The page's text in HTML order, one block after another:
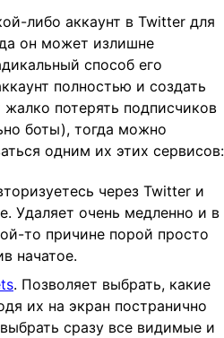
либо аккаунт в Twitter для
он может излишне
способ его
полностью и создать
потерять подписчиков
боты), тогда можно
одним их этих сервисов:
через Twitter и
Удаляет очень медленно и в
то причине порой просто
начатое.
. Позволяет выбрать, какие
их на экран постранично
сразу все видимые и